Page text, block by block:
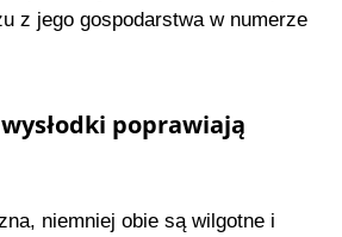
z jego gospodarstwa w numerze
poprawiają
niemniej obie są wilgotne i